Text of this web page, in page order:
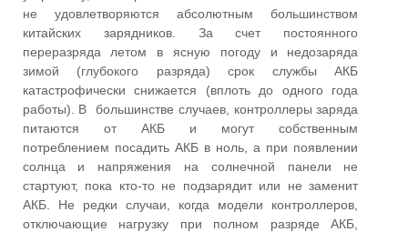
не удовлетворяются абсолютным большинством
китайских зарядников. За счет постоянного
переразряда летом в ясную погоду и недозаряда
зимой (глубокого разряда) срок службы АКБ
катастрофически снижается (вплоть до одного года
работы). В большинстве случаев, контроллеры заряда
питаются от АКБ и могут собственным
потреблением посадить АКБ в ноль, а при появлении
солнца и напряжения на солнечной панели не
стартуют, пока кто-то не подзарядит или не заменит
АКБ. Не редки случаи, когда модели контроллеров,
отключающие нагрузку при полном разряде АКБ,